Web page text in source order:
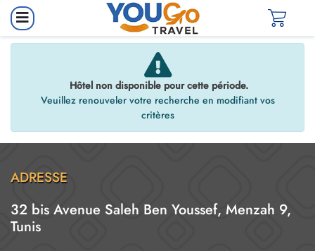
Hôtel non disponible pour cette période.
Veuillez renouveler votre recherche en modifiant vos
critères
ADRESSE
32 bis Avenue Saleh Ben Youssef, Menzah 9,
Tunis